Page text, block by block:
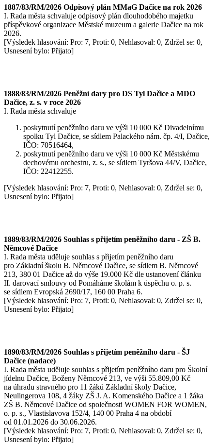
1887/83/RM/2026 Odpisový plán MMaG Dačice na rok 2026
I. Rada města schvaluje odpisový plán dlouhodobého majetku
příspěvkové organizace Městské muzeum a galerie Dačice na rok
2026.
[Výsledek hlasování: Pro: 7, Proti: 0, Nehlasoval: 0, Zdržel se: 0,
Usnesení bylo: Přijato]
1888/83/RM/2026 Peněžní dary pro DS Tyl Dačice a MDO
Dačice, z. s. v roce 2026
I. Rada města schvaluje
poskytnutí peněžního daru ve výši 10 000 Kč Divadelnímu
spolku Tyl Dačice, se sídlem Palackého nám. čp. 4/I, Dačice,
IČO: 70516464,
poskytnutí peněžního daru ve výši 10 000 Kč Městskému
dechovému orchestru, z. s., se sídlem Tyršova 44/V, Dačice,
IČO: 22412255.
[Výsledek hlasování: Pro: 7, Proti: 0, Nehlasoval: 0, Zdržel se: 0,
Usnesení bylo: Přijato]
1889/83/RM/2026 Souhlas s přijetím peněžního daru - ZŠ B.
Němcové Dačice
I. Rada města uděluje souhlas s přijetím peněžního daru
pro Základní školu B. Němcové Dačice, se sídlem B. Němcové
213, 380 01 Dačice až do výše 19.000 Kč dle ustanovení článku
II. darovací smlouvy od Pomáháme školám k úspěchu o. p. s.
se sídlem Evropská 2690/17, 160 00 Praha 6.
[Výsledek hlasování: Pro: 7, Proti: 0, Nehlasoval: 0, Zdržel se: 0,
Usnesení bylo: Přijato]
1890/83/RM/2026 Souhlas s přijetím peněžního daru - ŠJ
Dačice (nadace)
I. Rada města uděluje souhlas s přijetím peněžního daru pro Školní
jídelnu Dačice, Boženy Němcové 213, ve výši 55.809,00 Kč
na úhradu stravného pro 11 žáků Základní školy Dačice,
Neulingerova 108, 4 žáky ZŠ J. A. Komenského Dačice a 1 žáka
ZŠ B. Němcové Dačice od společnosti WOMEN FOR WOMEN,
o. p. s., Vlastislavova 152/4, 140 00 Praha 4 na období
od 01.01.2026 do 30.06.2026.
[Výsledek hlasování: Pro: 7, Proti: 0, Nehlasoval: 0, Zdržel se: 0,
Usnesení bylo: Přijato]